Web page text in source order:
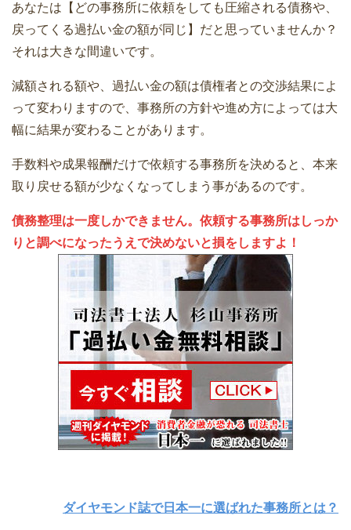
あなたは【どの事務所に依頼をしても圧縮される債務や、
戻ってくる過払い金の額が同じ】だと思っていませんか？
それは大きな間違いです。
減額される額や、過払い金の額は債権者との交渉結果によ
って変わりますので、事務所の方針や進め方によっては大
幅に結果が変わることがあります。
手数料や成果報酬だけで依頼する事務所を決めると、本来
取り戻せる額が少なくなってしまう事があるのです。
債務整理は一度しかできません。依頼する事務所はしっか
りと調べになったうえで決めないと損をしますよ！
ダイヤモンド誌で日本一に選ばれた事務所とは？